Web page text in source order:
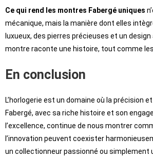
Ce qui rend les montres Fabergé uniques
mécanique, mais la manière dont elles
luxueux, des pierres précieuses et un design
montre raconte une histoire, tout comme
En conclusion
L’horlogerie est un domaine où la précision
Fabergé, avec sa riche histoire et son
l’excellence, continue de nous montrer
l’innovation peuvent coexister
un collectionneur passionné ou simplement